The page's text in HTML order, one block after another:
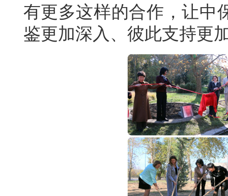
有更多这样的合作，让中
鉴更加深入、彼此支持更